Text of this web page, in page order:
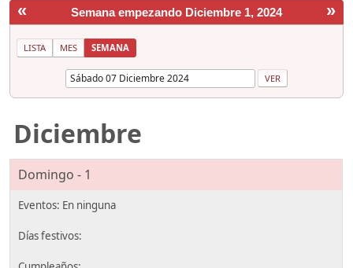
« »
Semana empezando Diciembre 1, 2024
LISTA MES SEMANA
Diciembre
Domingo - 1